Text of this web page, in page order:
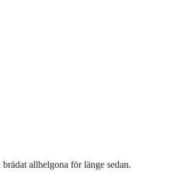
allhelgona för länge sedan.